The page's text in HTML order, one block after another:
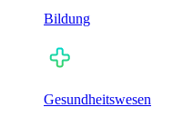
Bildung
Gesundheitswesen